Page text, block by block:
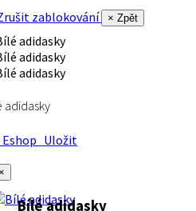
zablokování
× Zpět
adidasky
Uložit
Bílé adidasky